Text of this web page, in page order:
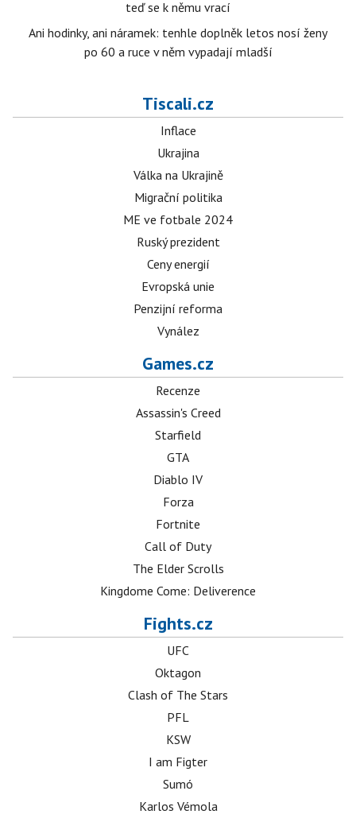
teď se k němu vrací
Ani hodinky, ani náramek: tenhle doplněk letos nosí ženy
po 60 a ruce v něm vypadají mladší
Tiscali.cz
Inflace
Ukrajina
Válka na Ukrajině
Migrační politika
ME ve fotbale 2024
Ruský prezident
Ceny energií
Evropská unie
Penzijní reforma
Vynález
Games.cz
Recenze
Assassin's Creed
Starfield
GTA
Diablo IV
Forza
Fortnite
Call of Duty
The Elder Scrolls
Kingdome Come: Deliverence
Fights.cz
UFC
Oktagon
Clash of The Stars
PFL
KSW
I am Figter
Sumó
Karlos Vémola